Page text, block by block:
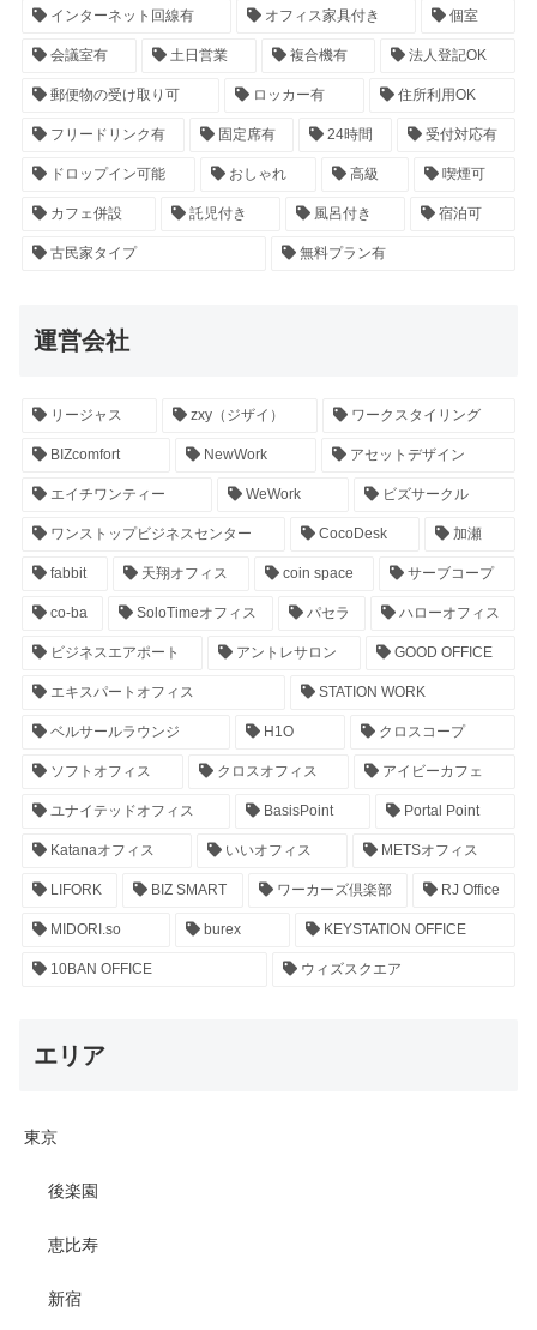
インターネット回線有 オフィス家具付き 個室
会議室有 土日営業 複合機有 法人登記OK
郵便物の受け取り可 ロッカー有 住所利用OK
フリードリンク有 固定席有 24時間 受付対応有
ドロップイン可能 おしゃれ 高級 喫煙可
カフェ併設 託児付き 風呂付き 宿泊可
古民家タイプ 無料プラン有
運営会社
リージャス zxy（ジザイ） ワークスタイリング
BIZcomfort NewWork アセットデザイン
エイチワンティー WeWork ビズサークル
ワンストップビジネスセンター CocoDesk 加瀬
fabbit 天翔オフィス coin space サーブコープ
co-ba SoloTimeオフィス パセラ ハローオフィス
ビジネスエアポート アントレサロン GOOD OFFICE
エキスパートオフィス STATION WORK
ベルサールラウンジ H1O クロスコープ
ソフトオフィス クロスオフィス アイビーカフェ
ユナイテッドオフィス BasisPoint Portal Point
Katanaオフィス いいオフィス METSオフィス
LIFORK BIZ SMART ワーカーズ倶楽部 RJ Office
MIDORI.so burex KEYSTATION OFFICE
10BAN OFFICE ウィズスクエア
エリア
東京
後楽園
恵比寿
新宿